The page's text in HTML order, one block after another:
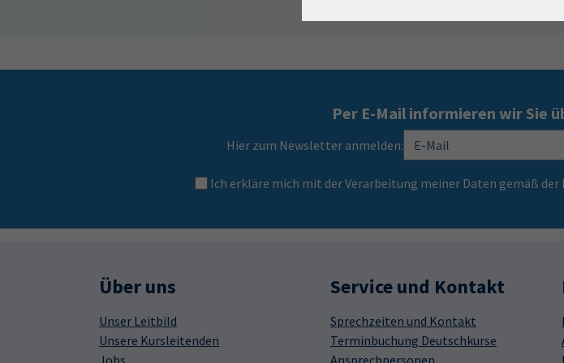
Per E-Mail informieren wir Sie
Hier zum Newsletter anmelden:
Ich erkläre mich mit der Verarbeitung meiner Daten gemäß
Über uns
Unser Leitbild
Unsere Kursleitenden
Jobs
Service und Kontakt
Sprechzeiten und Kontakt
Terminbuchung Deutschkurse
Ansprechpersonen